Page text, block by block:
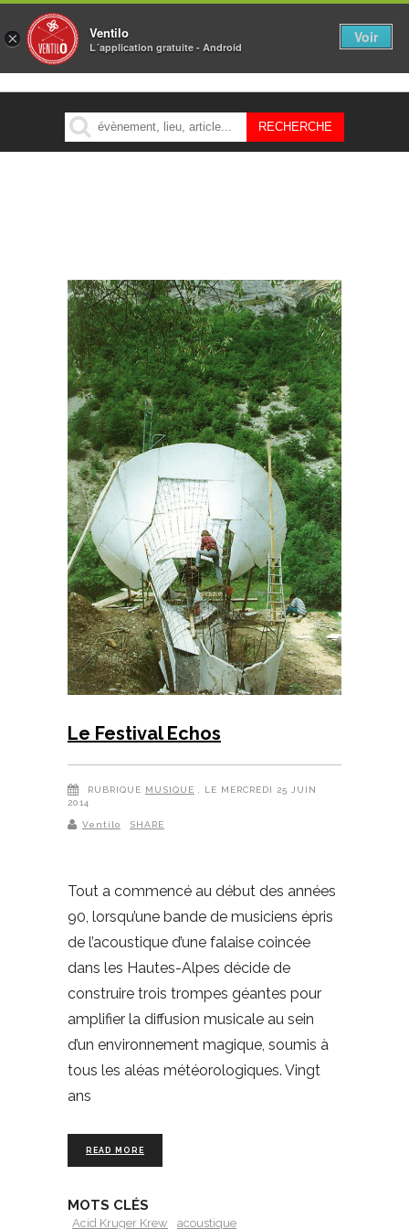
MENU
Le Festival Echos
RUBRIQUE MUSIQUE
, LE MERCREDI 25 JUIN
2014
Ventilo SHARE
Tout a commencé au début des années
90, lorsqu’une bande de musiciens épris
de l’acoustique d’une falaise coincée
dans les Hautes-Alpes décide de
construire trois trompes géantes pour
amplifier la diffusion musicale au sein
d’un environnement magique, soumis à
tous les aléas météorologiques. Vingt
ans
READ MORE
MOTS CLÉS
Acid Kruger Krew acoustique
× Ventilo
L´application gratuite - Android
Voir